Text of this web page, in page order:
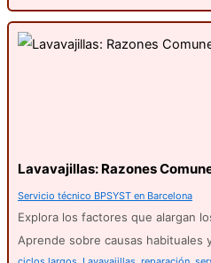
Lavavajillas: Razones
Servicio técnico BPSYST en Barcelona
Explora los factores que alargan
Aprende sobre causas habituales